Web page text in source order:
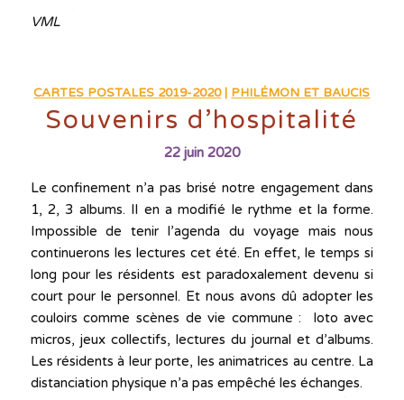
VML
CARTES POSTALES 2019-2020| PHILÉMON ET BAUCIS
Souvenirs d’hospitalité
22 juin 2020
Le confinement n’a pas brisé notre engagement dans
1, 2, 3 albums. Il en a modifié le rythme et la forme.
Impossible de tenir l’agenda du voyage mais nous
continuerons les lectures cet été. En effet, le temps si
long pour les résidents est paradoxalement devenu si
court pour le personnel. Et nous avons dû adopter les
couloirs comme scènes de vie commune : loto avec
micros, jeux collectifs, lectures du journal et d’albums.
Les résidents à leur porte, les animatrices au centre. La
distanciation physique n’a pas empêché les échanges.